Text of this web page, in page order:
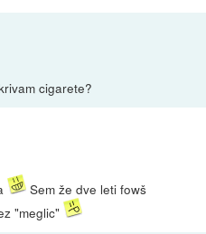
cigarete?
Sem že dve leti fowš
"meglic"